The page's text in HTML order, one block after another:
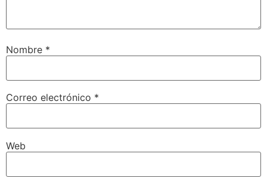
Nombre *
Correo electrónico *
Web